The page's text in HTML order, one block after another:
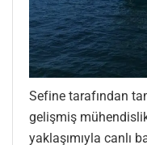
Sefine tarafından
gelişmiş
yaklaşımıyla canlı